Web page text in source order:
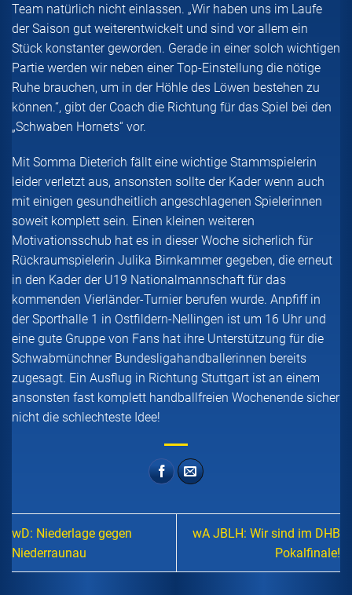
Team natürlich nicht einlassen. „Wir haben uns im Laufe
der Saison gut weiterentwickelt und sind vor allem ein
Stück konstanter geworden. Gerade in einer solch wichtigen
Partie werden wir neben einer Top-Einstellung die nötige
Ruhe brauchen, um in der Höhle des Löwen bestehen zu
können.“, gibt der Coach die Richtung für das Spiel bei den
„Schwaben Hornets“ vor.
Mit Somma Dieterich fällt eine wichtige Stammspielerin
leider verletzt aus, ansonsten sollte der Kader wenn auch
mit einigen gesundheitlich angeschlagenen Spielerinnen
soweit komplett sein. Einen kleinen weiteren
Motivationsschub hat es in dieser Woche sicherlich für
Rückraumspielerin Julika Birnkammer gegeben, die erneut
in den Kader der U19 Nationalmannschaft für das
kommenden Vierländer-Turnier berufen wurde. Anpfiff in
der Sporthalle 1 in Ostfildern-Nellingen ist um 16 Uhr und
eine gute Gruppe von Fans hat ihre Unterstützung für die
Schwabmünchner Bundesligahandballerinnen bereits
zugesagt. Ein Ausflug in Richtung Stuttgart ist an einem
ansonsten fast komplett handballfreien Wochenende sicher
nicht die schlechteste Idee!
wD: Niederlage gegen
Niederraunau
wA JBLH: Wir sind im DHB
Pokalfinale!